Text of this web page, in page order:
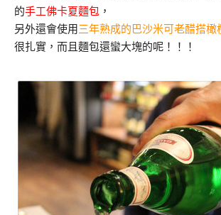
的手工佛卡夏麵包 ，
另外還會使用三年熟成的巴沙米可老醋搭橄
很扎實，而且麵包還蠻大塊的呢！！！